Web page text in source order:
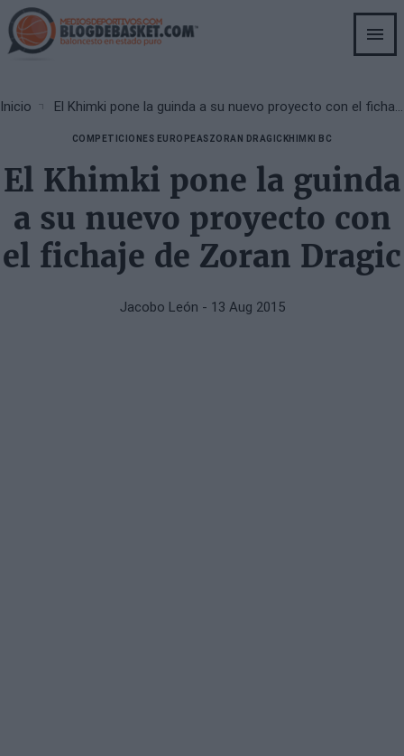
Skip
to
main
Breadcrumb
Inicio El Khimki pone la guinda a su nuevo proyecto con el fichaje de Zoran Dragic
COMPETICIONES EUROPEASZORAN DRAGIC KHIMKI BC
El Khimki pone la guinda
a su nuevo proyecto con
el fichaje de Zoran Dragic
Jacobo León - 13 Aug 2015